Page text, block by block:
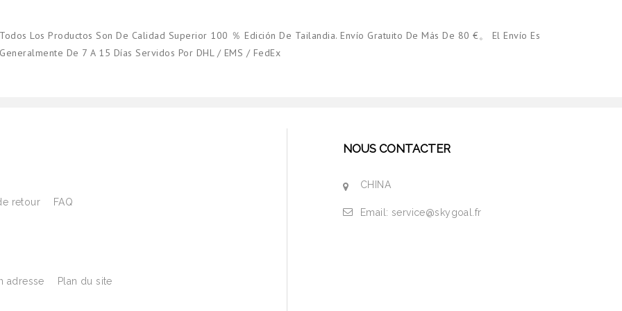
Todos Los Productos Son De Calidad Superior 100 ％ Edición De Tailandia. Envío Gratuito De Más De 80 €。 El Envío Es
Generalmente De 7 A 15 Días Servidos Por DHL / EMS / FedEx
retour FAQ
adresse Plan du site
NOUS CONTACTER
CHINA
Email: service@skygoal.fr